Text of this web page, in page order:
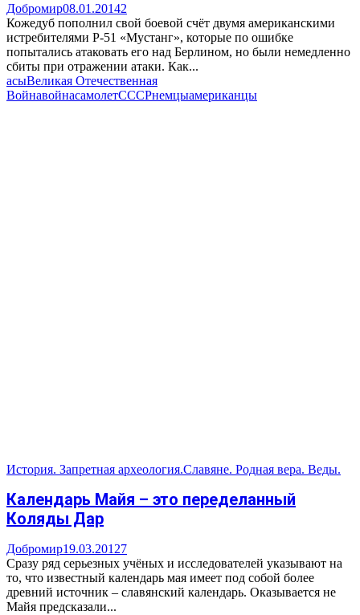
Добромир08.01.20142
Кожедуб пополнил свой боевой счёт двумя американскими
истребителями P-51 «Мустанг», которые по ошибке
попытались атаковать его над Берлином, но были немедленно
сбиты при отражении атаки. Как...
асыВеликая Отечественная
ВойнавойнасамолетСССРнемцыамериканцы
История. Запретная археология.Славяне. Родная вера. Веды.
Календарь Майя – это переделанный
Коляды Дар
Добромир19.03.20127
Сразу ряд серьезных учёных и исследователей указывают на
то, что известный календарь мая имеет под собой более
древний источник – славянский календарь. Оказывается не
Майя предсказали...